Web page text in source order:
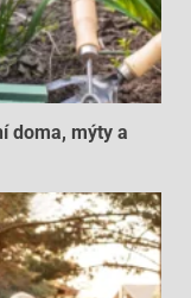
doma, mýty a